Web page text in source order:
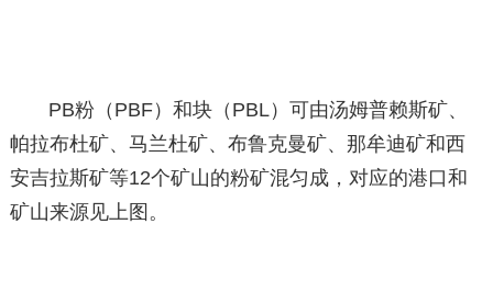
PB粉（PBF）和块（PBL）可由汤姆普赖斯矿、
帕拉布杜矿、马兰杜矿、布鲁克曼矿、那牟迪矿和西
安吉拉斯矿等12个矿山的粉矿混匀成，对应的港口和
矿山来源见上图。